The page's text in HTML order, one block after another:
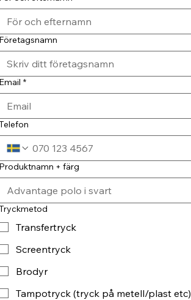
*
+ färg
Transfertryck
Screentryck
Brodyr
Tampotryck (tryck på metell/plast etc)